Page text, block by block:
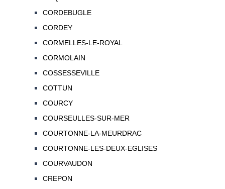
CORDEBUGLE
CORDEY
CORMELLES-LE-ROYAL
CORMOLAIN
COSSESSEVILLE
COTTUN
COURCY
COURSEULLES-SUR-MER
COURTONNE-LA-MEURDRAC
COURTONNE-LES-DEUX-EGLISES
COURVAUDON
CREPON